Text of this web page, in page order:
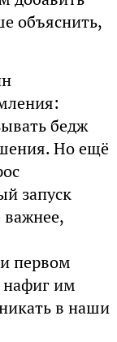
объяснить,
бедж
Но ещё
запуск
первом
нафиг им
в наши